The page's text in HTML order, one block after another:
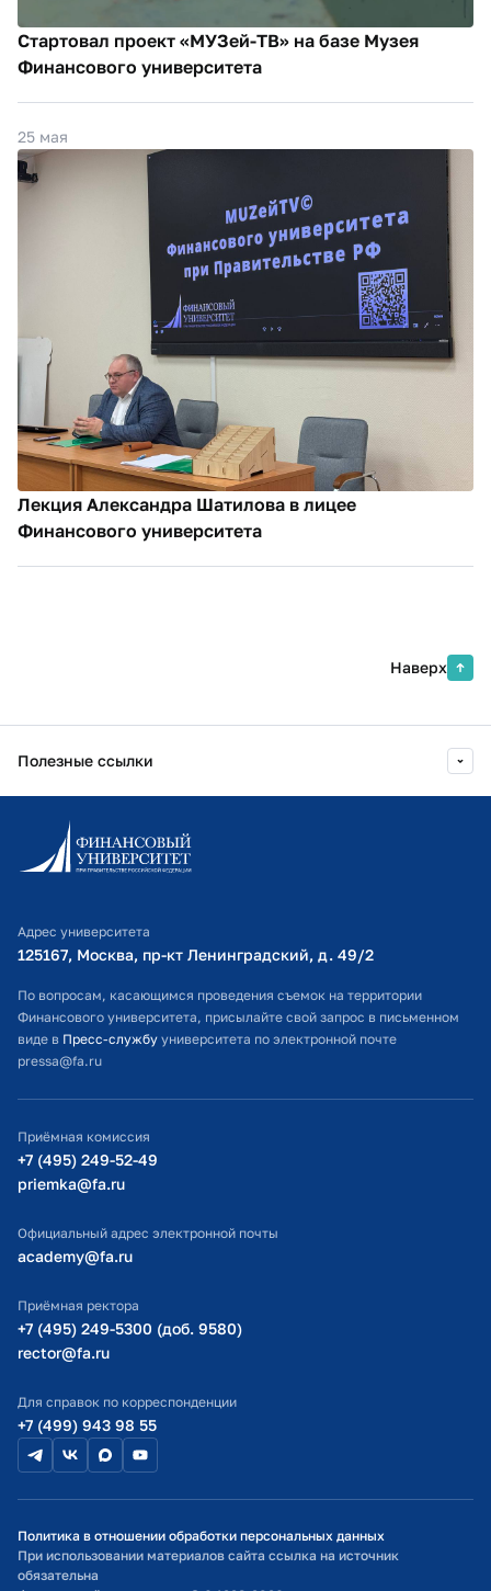
Стартовал проект «МУЗей-ТВ» на базе Музея
Финансового университета
25 мая
Лекция Александра Шатилова в лицее
Финансового университета
Наверх
Полезные ссылки
Информационно-образовательный портал
Личный кабинет поступающего
Оплата обучения
Расписание занятий
Студенческий офис
Официальный адрес электронной почты
Министерство просвещения РФ
Министерство науки и высшего образования РФ
Адрес университета
125167, Москва, пр-кт Ленинградский, д. 49/2​
По вопросам, касающимся проведения съемок на территории
Финансового университета, присылайте свой запрос в письменном
виде в Пресс-службу университета по электронной почте
pressa@fa.ru
Приёмная комиссия
+7 (495) 249-52-49
priemka@fa.ru
Официальный адрес электронной почты
academy@fa.ru
Приёмная ректора
+7 (495) 249-5300 (доб. 9580)
rector@fa.ru
Для справок по корреспонденции
+7 (499) 943 98 55
Политика в отношении обработки персональных данных
При использовании материалов сайта ссылка на источник
обязательна